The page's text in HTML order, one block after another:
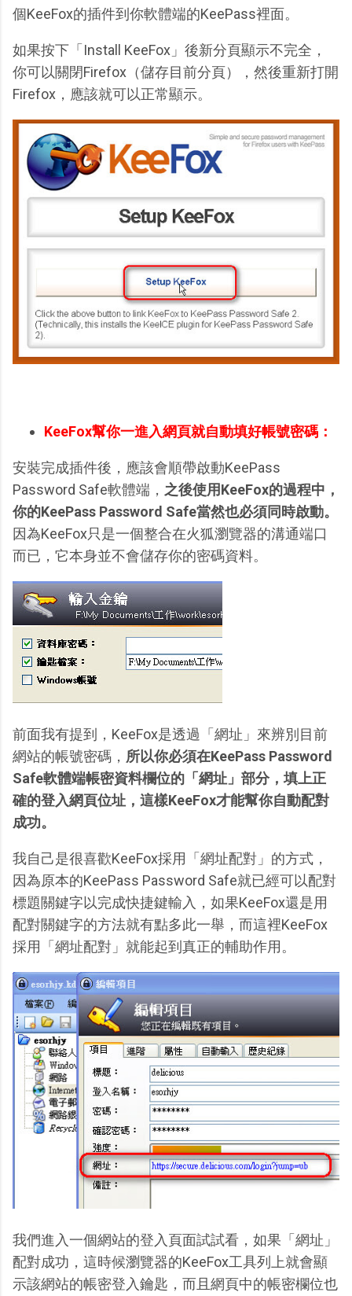
個KeeFox的插件到你軟體端的KeePass裡面。
如果按下「Install KeeFox」後新分頁顯示不完全，
你可以關閉Firefox（儲存目前分頁），然後重新打開
Firefox，應該就可以正常顯示。
KeeFox幫你一進入網頁就自動填好帳號密碼：
安裝完成插件後，應該會順帶啟動KeePass
Password Safe軟體端， 之後使用KeeFox的過程中，
你的KeePass Password Safe當然也必須同時啟動。
因為KeeFox只是一個整合在火狐瀏覽器的溝通端口
而已，它本身並不會儲存你的密碼資料。
前面我有提到，KeeFox是透過「網址」來辨別目前
網站的帳號密碼， 所以你必須在KeePass Password
Safe軟體端帳密資料欄位的「網址」部分，填上正
確的登入網頁位址，這樣KeeFox才能幫你自動配對
成功。
我自己是很喜歡KeeFox採用「網址配對」的方式，
因為原本的KeePass Password Safe就已經可以配對
標題關鍵字以完成快捷鍵輸入，如果KeeFox還是用
配對關鍵字的方法就有點多此一舉，而這裡KeeFox
採用「網址配對」就能起到真正的輔助作用。
我們進入一個網站的登入頁面試試看，如果「網址」
配對成功，這時候瀏覽器的KeeFox工具列上就會顯
示該網站的帳密登入鑰匙，而且網頁中的帳密欄位也